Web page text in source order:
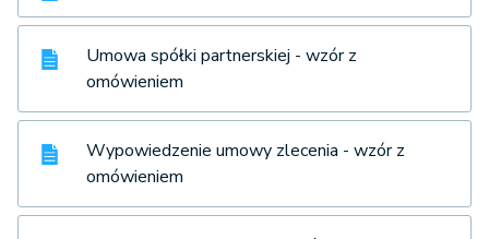
Umowa spółki partnerskiej - wzór z
omówieniem
Wypowiedzenie umowy zlecenia - wzór z
omówieniem